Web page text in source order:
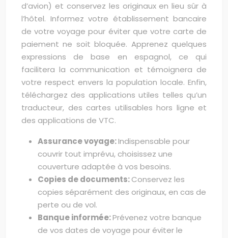
d’avion) et conservez les originaux en lieu sûr à
l’hôtel. Informez votre établissement bancaire
de votre voyage pour éviter que votre carte de
paiement ne soit bloquée. Apprenez quelques
expressions de base en espagnol, ce qui
facilitera la communication et témoignera de
votre respect envers la population locale. Enfin,
téléchargez des applications utiles telles qu’un
traducteur, des cartes utilisables hors ligne et
des applications de VTC.
Assurance voyage:Indispensable pour
couvrir tout imprévu, choisissez une
couverture adaptée à vos besoins.
Copies de documents:Conservez les
copies séparément des originaux, en cas de
perte ou de vol.
Banque informée:Prévenez votre banque
de vos dates de voyage pour éviter le